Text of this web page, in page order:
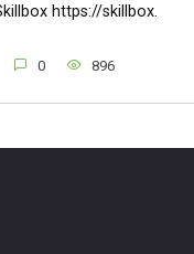
https://skillbox.
0 896